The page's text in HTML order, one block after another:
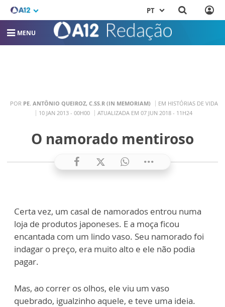
PT
MENU
POR PE. ANTÔNIO QUEIROZ, C.SS.R (IN MEMORIAM)
EM HISTÓRIAS DE VIDA
10 JAN 2013 - 00H00
ATUALIZADA EM 07 JUN 2018 - 11H24
O namorado mentiroso
Certa vez, um casal de namorados entrou numa
loja de produtos japoneses. E a moça ficou
encantada com um lindo vaso. Seu namorado foi
indagar o preço, era muito alto e ele não podia
pagar.
Mas, ao correr os olhos, ele viu um vaso
quebrado, igualzinho aquele, e teve uma ideia.